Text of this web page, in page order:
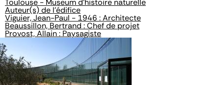
Toulouse - Museum d'histoire naturelle
Auteur(s) de l'édifice
Viguier, Jean-Paul - 1946 : Architecte
Beaussillon, Bertrand : Chef de projet
Provost, Allain : Paysagiste